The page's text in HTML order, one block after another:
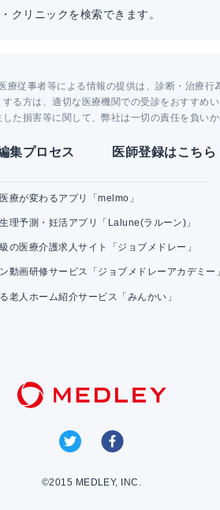
クリニックを検索できます。
療従事者等による情報の提供は、診断・治療行
る方は、適切な医療機関での受診をおすすめい
た損害等に関して、弊社は一切の責任を負い
集プロセス 医師登録はこちら
療が変わるアプリ「melmo」
理予測・妊活アプリ「Lalune(ラルーン)」
の医療介護求人サイト「ジョブメドレー」
動画研修サービス「ジョブメドレーアカデミー」
老人ホーム紹介サービス「みんかい」
©2015 MEDLEY, INC.